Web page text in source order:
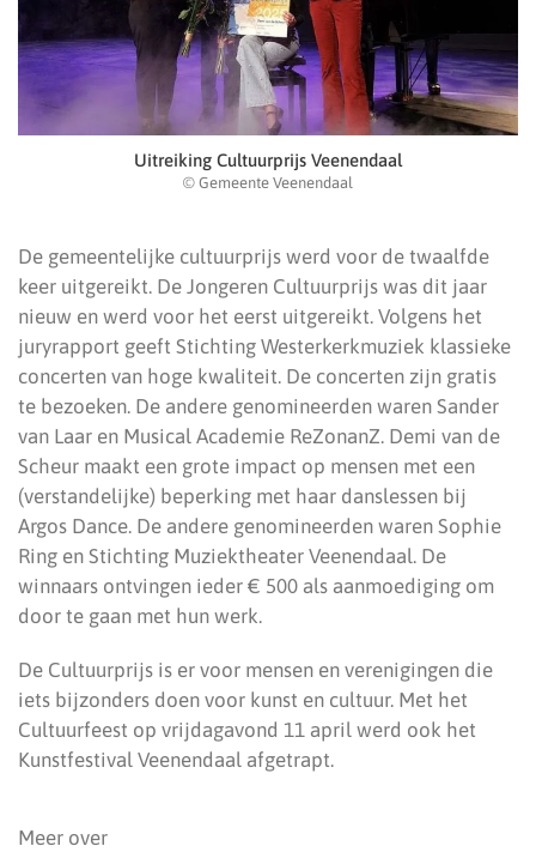
Uitreiking Cultuurprijs Veenendaal
© Gemeente Veenendaal
De gemeentelijke cultuurprijs werd voor de twaalfde
keer uitgereikt. De Jongeren Cultuurprijs was dit jaar
nieuw en werd voor het eerst uitgereikt. Volgens het
juryrapport geeft Stichting Westerkerkmuziek klassieke
concerten van hoge kwaliteit. De concerten zijn gratis
te bezoeken. De andere genomineerden waren Sander
van Laar en Musical Academie ReZonanZ. Demi van de
Scheur maakt een grote impact op mensen met een
(verstandelijke) beperking met haar danslessen bij
Argos Dance. De andere genomineerden waren Sophie
Ring en Stichting Muziektheater Veenendaal. De
winnaars ontvingen ieder € 500 als aanmoediging om
door te gaan met hun werk.
De Cultuurprijs is er voor mensen en verenigingen die
iets bijzonders doen voor kunst en cultuur. Met het
Cultuurfeest op vrijdagavond 11 april werd ook het
Kunstfestival Veenendaal afgetrapt.
Meer over